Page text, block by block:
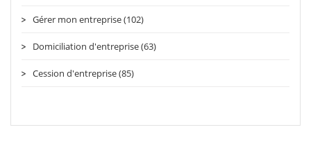
Gérer mon entreprise (102)
Domiciliation d'entreprise (63)
Cession d'entreprise (85)